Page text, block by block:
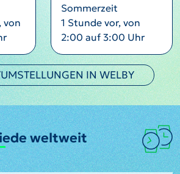
von
Sommerzeit
1 Stunde vor, von
2:00 auf 3:00 Uhr
IN WELBY
weltweit